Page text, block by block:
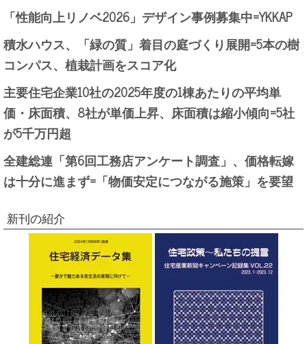
「性能向上リノベ2026」デザイン事例募集中=YKKAP
積水ハウス、「緑の質」着目の庭づくり展開=5本の樹
コンパス、植栽計画をスコア化
主要住宅企業10社の2025年度の1棟あたりの平均単
価・床面積、8社が単価上昇、床面積は縮小傾向=5社
が5千万円超
全建総連「第6回工務店アンケート調査」、価格転嫁
は十分に進まず=「物価安定につながる施策」を要望
新刊の紹介